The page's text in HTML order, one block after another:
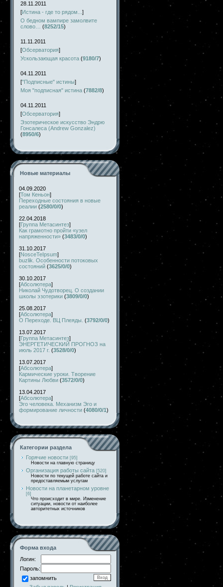
28.11.2011
[Истина - где то рядом... ]
О бедном вампире замолвите
слово…
(8252/15)
11.11.2011
[Обсерватория]
Ускользающая красота (9180/7)
04.11.2011
["Подписные" истины]
Моя "подписная" истина (7882/8)
04.11.2011
[Обсерватория]
Эзотерическое искусство Эндрю
Гонсалеса (Andrew Gonzalez)
(8950/6)
Новые материалы
04.09.2020
[Том Кеньон]
Переходные состояния в новые
реалии (2580/0/0)
22.04.2018
[Группа Метасинтез]
Как грамотно пройти «узел
напряженности» (3483/0/0)
31.10.2017
[NosceTeIpsum]
buzlik. Особенности потоковых
состояний (3625/0/0)
30.10.2017
[Абсолютера]
Николай Чудотворец. О создании
школы эзотерики (3809/0/0)
25.08.2017
[Абсолютера]
О Переходе. ВЦ Плеяды. (3792/0/0)
13.07.2017
[Группа Метасинтез]
ЭНЕРГЕТИЧЕСКИЙ ПРОГНОЗ на
июль 2017 г. (3528/0/0)
13.07.2017
[Абсолютера]
Кармические уроки. Творение
Картины Любви (3572/0/0)
13.04.2017
[Абсолютера]
Эго человека. Механизм Эго и
формирование личности (4080/0/1)
Категории раздела
Горячие новости [95]
Новости на главную страницу
Организация работы сайта [520]
Новости по текущей работе сайта и
предоставляемым услугам
Новости на планетарном уровне
[6]
Что происходит в мире. Изменение
ситуации, новости от наиболее
авторитетных источников
Форма входа
Логин:
Пароль:
запомнить